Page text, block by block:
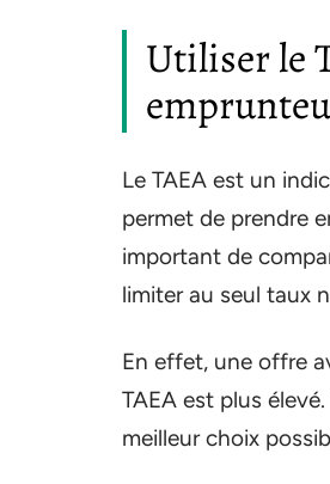
Utiliser le
Le TAEA est un
permet de prendre
important de
limiter au seul taux
En effet, une offre
TAEA est plus
meilleur choix